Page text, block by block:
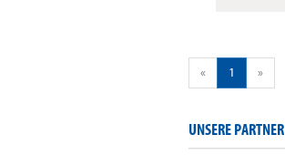
« 1 »
UNSERE PARTNER